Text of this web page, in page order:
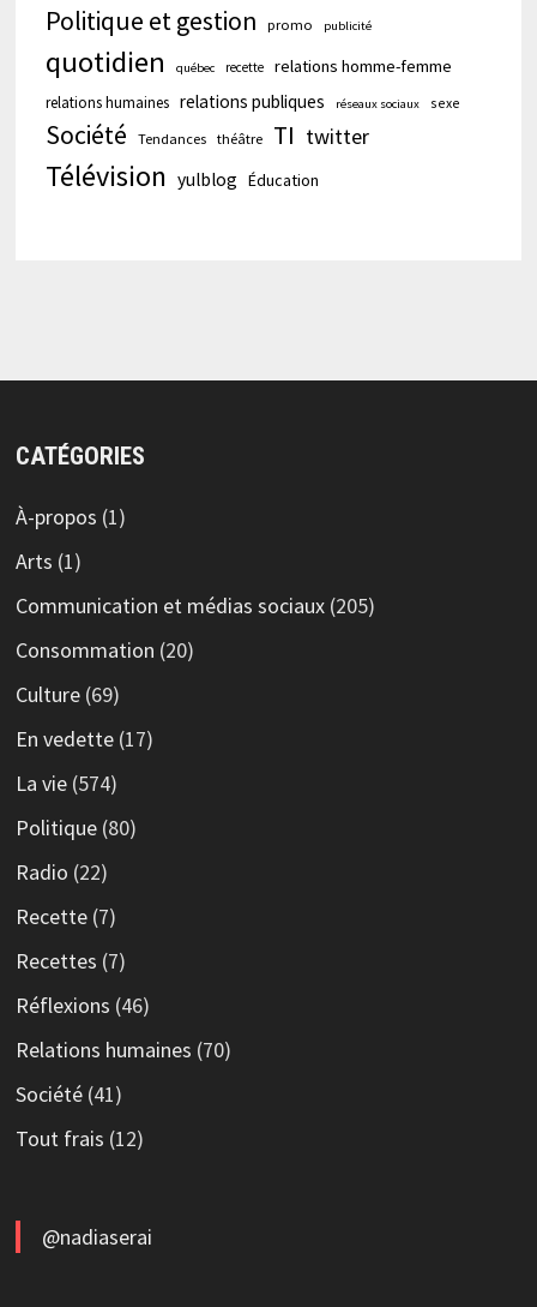
Politique et gestion
promo publicité
quotidien québec recette relations homme-femme
relations humaines relations publiques réseaux sociaux sexe
Société Tendances théâtre TI twitter
Télévision yulblog Éducation
CATÉGORIES
À-propos (1)
Arts (1)
Communication et médias sociaux(205)
Consommation (20)
Culture(69)
En vedette(17)
La vie(574)
Politique(80)
Radio (22)
Recette(7)
Recettes (7)
Réflexions (46)
Relations humaines (70)
Société(41)
Tout frais (12)
@nadiaserai